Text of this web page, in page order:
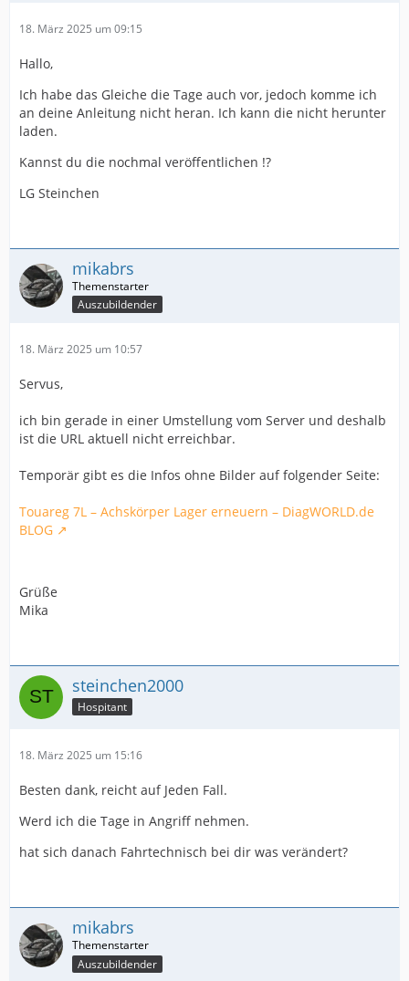
18. März 2025 um 09:15
Hallo,
Ich habe das Gleiche die Tage auch vor, jedoch komme ich
an deine Anleitung nicht heran. Ich kann die nicht herunter
laden.
Kannst du die nochmal veröffentlichen !?
LG Steinchen
mikabrs
Auszubildender
18. März 2025 um 10:57
Servus,
ich bin gerade in einer Umstellung vom Server und deshalb
ist die URL aktuell nicht erreichbar.
Temporär gibt es die Infos ohne Bilder auf folgender Seite:
Touareg 7L – Achskörper Lager erneuern – DiagWORLD.de
BLOG
Grüße
Mika
steinchen2000
Hospitant
18. März 2025 um 15:16
Besten dank, reicht auf Jeden Fall.
Werd ich die Tage in Angriff nehmen.
hat sich danach Fahrtechnisch bei dir was verändert?
mikabrs
Auszubildender